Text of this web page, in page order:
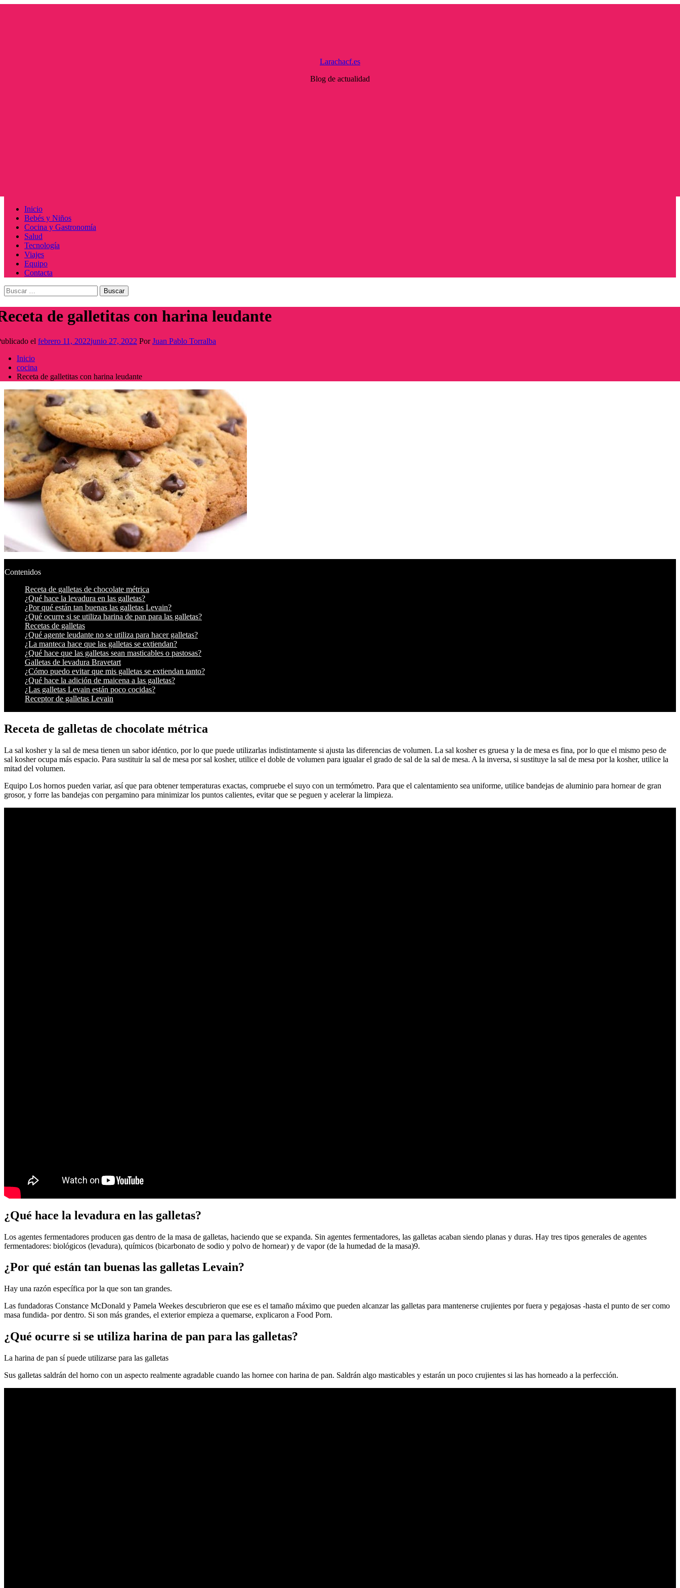
Larachacf.es
Blog de actualidad
Menú
principal
Inicio
Bebés y Niños
Cocina y Gastronomía
Salud
Tecnología
Viajes
Equipo
Contacta
Buscar:
de galletitas con harina leudante
el febrero 11, 2022junio 27, 2022 PorJuan Pablo Torralba
Inicio
cocina
Receta de galletitas con harina leudante
Contenidos
Receta de galletas de chocolate métrica
¿Qué hace la levadura en las galletas?
¿Por qué están tan buenas las galletas Levain?
¿Qué ocurre si se utiliza harina de pan para las galletas?
Recetas de galletas
¿Qué agente leudante no se utiliza para hacer galletas?
¿La manteca hace que las galletas se extiendan?
¿Qué hace que las galletas sean masticables o pastosas?
Galletas de levadura Bravetart
¿Cómo puedo evitar que mis galletas se extiendan tanto?
¿Qué hace la adición de maicena a las galletas?
¿Las galletas Levain están poco cocidas?
Receptor de galletas Levain
Receta de galletas de chocolate métrica
La sal kosher y la sal de mesa tienen un sabor idéntico, por lo que puede utilizarlas indistintamente si ajusta las diferencias de volumen. La sal kosher es gruesa y la de mesa es fina, por lo que el mismo peso de
sal kosher ocupa más espacio. Para sustituir la sal de mesa por sal kosher, utilice el doble de volumen para igualar el grado de sal de la sal de mesa. A la inversa, si sustituye la sal de mesa por la kosher, utilice la
mitad del volumen.
Equipo Los hornos pueden variar, así que para obtener temperaturas exactas, compruebe el suyo con un termómetro. Para que el calentamiento sea uniforme, utilice bandejas de aluminio para hornear de gran
grosor, y forre las bandejas con pergamino para minimizar los puntos calientes, evitar que se peguen y acelerar la limpieza.
¿Qué hace la levadura en las galletas?
Los agentes fermentadores producen gas dentro de la masa de galletas, haciendo que se expanda. Sin agentes fermentadores, las galletas acaban siendo planas y duras. Hay tres tipos generales de agentes
fermentadores: biológicos (levadura), químicos (bicarbonato de sodio y polvo de hornear) y de vapor (de la humedad de la masa)9.
¿Por qué están tan buenas las galletas Levain?
Hay una razón específica por la que son tan grandes.
Las fundadoras Constance McDonald y Pamela Weekes descubrieron que ese es el tamaño máximo que pueden alcanzar las galletas para mantenerse crujientes por fuera y pegajosas -hasta el punto de ser como
masa fundida- por dentro. Si son más grandes, el exterior empieza a quemarse, explicaron a Food Porn.
¿Qué ocurre si se utiliza harina de pan para las galletas?
La harina de pan sí puede utilizarse para las galletas
Sus galletas saldrán del horno con un aspecto realmente agradable cuando las hornee con harina de pan. Saldrán algo masticables y estarán un poco crujientes si las has horneado a la perfección.